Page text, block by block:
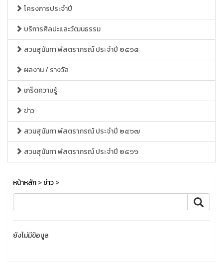
โครงการประจำปี
บริการศิลปะและวัฒนธรรม
สวนสุนันทา พัสตราภรณ์ ประจำปี ๒๕๖๘
ผลงาน / รางวัล
เกร็ดความรู้
ข่าว
สวนสุนันทา พัสตราภรณ์ ประจำปี ๒๕๖๗
สวนสุนันทา พัสตราภรณ์ ประจำปี ๒๕๖๖
หน้าหลัก>ข่าว>
ยังไม่มีข้อมูล